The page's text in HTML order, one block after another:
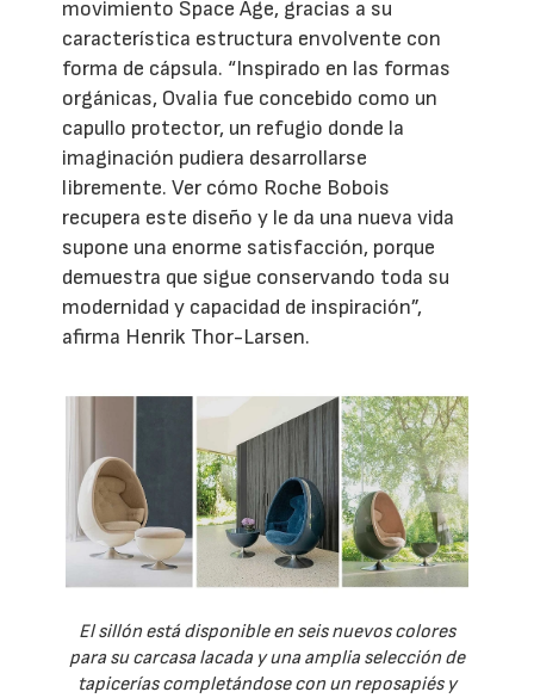
movimiento Space Age, gracias a su
característica estructura envolvente con
forma de cápsula. “Inspirado en las formas
orgánicas, Ovalia fue concebido como un
capullo protector, un refugio donde la
imaginación pudiera desarrollarse
libremente. Ver cómo Roche Bobois
recupera este diseño y le da una nueva vida
supone una enorme satisfacción, porque
demuestra que sigue conservando toda su
modernidad y capacidad de inspiración”,
afirma Henrik Thor-Larsen.
El sillón está disponible en seis nuevos colores
para su carcasa lacada y una amplia selección de
tapicerías completándose con un reposapiés y